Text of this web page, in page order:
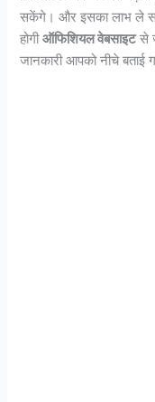
सकेंगे। और इसका लाभ ले
होगीऑफिशियल वेबसाइटसे
जानकारी आपको नीचे बताई